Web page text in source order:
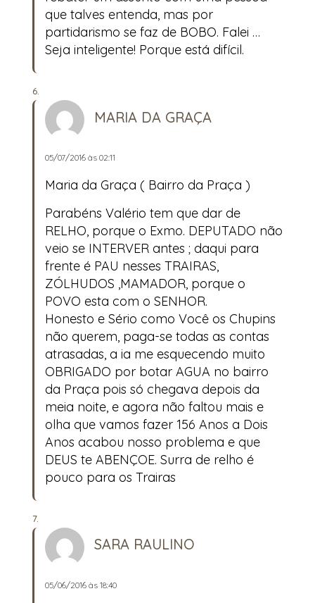
que talves entenda, mas por
partidarismo se faz de BOBO. Falei …
Seja inteligente! Porque está difícil.
MARIA DA GRAÇA
05/07/2016 às 02:11
Maria da Graça ( Bairro da Praça )
Parabéns Valério tem que dar de
RELHO, porque o Exmo. DEPUTADO não
veio se INTERVER antes ; daqui para
frente é PAU nesses TRAIRAS,
ZÓLHUDOS ,MAMADOR, porque o
POVO esta com o SENHOR.
Honesto e Sério como Você os Chupins
não querem, paga-se todas as contas
atrasadas, a ia me esquecendo muito
OBRIGADO por botar AGUA no bairro
da Praça pois só chegava depois da
meia noite, e agora não faltou mais e
olha que vamos fazer 156 Anos a Dois
Anos acabou nosso problema e que
DEUS te ABENÇOE. Surra de relho é
pouco para os Trairas
SARA RAULINO
05/06/2016 às 18:40